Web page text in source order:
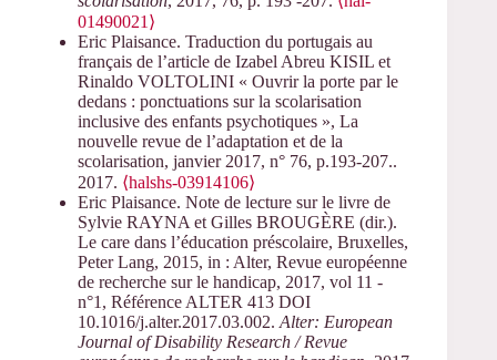
01490021⟩
Eric Plaisance. Traduction du portugais au
français de l’article de Izabel Abreu KISIL et
Rinaldo VOLTOLINI « Ouvrir la porte par le
dedans : ponctuations sur la scolarisation
inclusive des enfants psychotiques », La
nouvelle revue de l’adaptation et de la
scolarisation, janvier 2017, n° 76, p.193-207..
2017. ⟨halshs-03914106⟩
Eric Plaisance. Note de lecture sur le livre de
Sylvie RAYNA et Gilles BROUGÈRE (dir.).
Le care dans l’éducation préscolaire, Bruxelles,
Peter Lang, 2015, in : Alter, Revue européenne
de recherche sur le handicap, 2017, vol 11 -
n°1, Référence ALTER 413 DOI
10.1016/j.alter.2017.03.002. Alter: European
Journal of Disability Research / Revue